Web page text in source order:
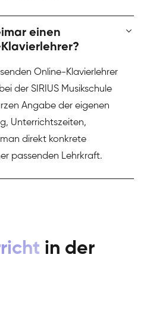
einen
Online-Klavierlehrer
der SIRIUS Musikschule
Angabe der eigenen
Unterrichtszeiten,
direkt konkrete
passenden Lehrkraft.
in der